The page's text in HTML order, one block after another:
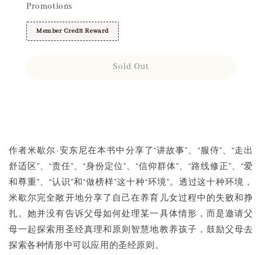
Promotions
Member Credit Reward
Sold Out
作者米歇尔·安东尼在本书中分享了“讲故事”、“服侍”、“走出
舒适区”、“责任”、“身份定位”、“信仰群体”、“路线修正”、“爱
和尊重”、“认识”和“做榜样”这十种“环境”。透过这十种环境，
米歇尔完全敞开地分享了自己在养育儿女过程中的失败和挣
扎。她并没有告诉父母如何处理某一具体情形，而是邀请父
母一起探索用圣经真理和原则智慧地教养孩子，鼓励父母去
探索各种情形中可以应用的圣经原则。